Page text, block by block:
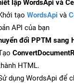
lập WordsApi và
tạo WordsApi và
API của bạn
đổi PPTM sang
HTML.
dụng WordsApi để